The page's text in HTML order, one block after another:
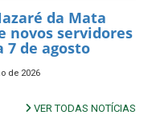
da Mata
novos servidores
7 de agosto
de 2026
VER TODAS NOTÍCIAS